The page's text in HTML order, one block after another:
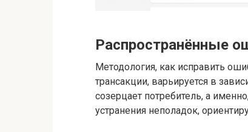
Распространённые
Методология, как исправить
трансакции, варьируется в
созерцает потребитель, а
устранения неполадок,